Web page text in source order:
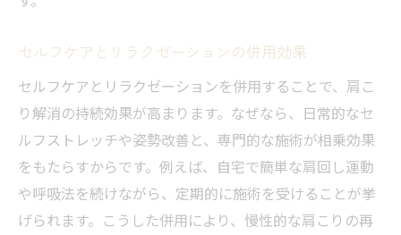
セルフケアとリラクゼーションの併用効果
セルフケアとリラクゼーションを併用することで、肩こ
り解消の持続効果が高まります。なぜなら、日常的なセ
ルフストレッチや姿勢改善と、専門的な施術が相乗効果
をもたらすからです。例えば、自宅で簡単な肩回し運動
や呼吸法を続けながら、定期的に施術を受けることが挙
げられます。こうした併用により、慢性的な肩こりの再